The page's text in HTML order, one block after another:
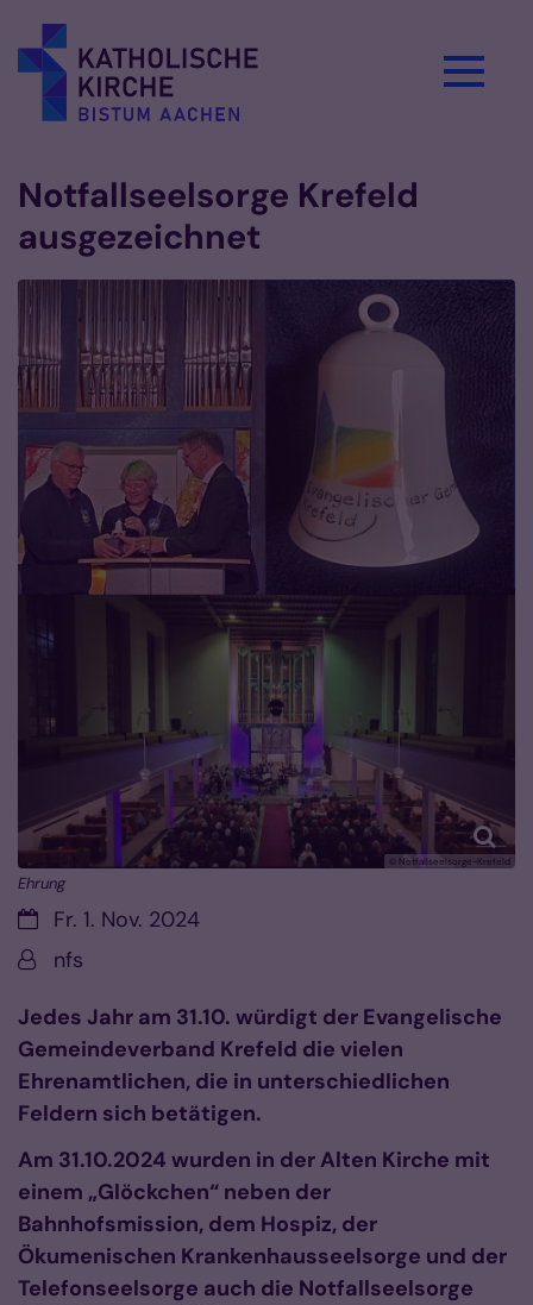
Notfallseelsorge Krefeld
ausgezeichnet
© Notfallseelsorge-Krefeld
Ehrung
Datum:Fr. 1. Nov. 2024
Von:nfs
Jedes Jahr am 31.10. würdigt der Evangelische
Gemeindeverband Krefeld die vielen
Ehrenamtlichen, die in unterschiedlichen
Feldern sich betätigen.
Am 31.10.2024 wurden in der Alten Kirche mit
einem „Glöckchen“ neben der
Bahnhofsmission, dem Hospiz, der
Ökumenischen Krankenhausseelsorge und der
Telefonseelsorge auch die Notfallseelsorge